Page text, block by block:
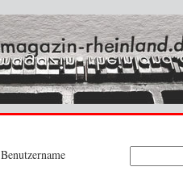
Benutzername